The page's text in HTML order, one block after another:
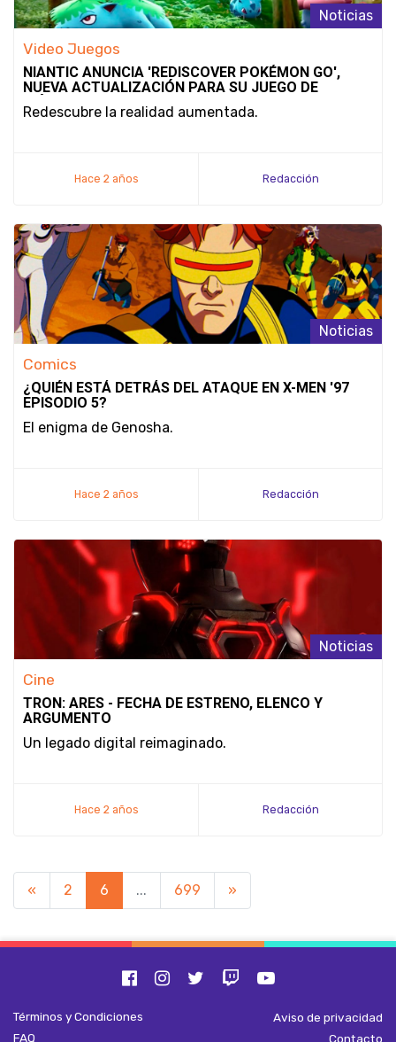
Noticias
Video Juegos
NIANTIC ANUNCIA 'REDISCOVER POKÉMON GO',
NUEVA ACTUALIZACIÓN PARA SU JUEGO DE
MÓVILES
Redescubre la realidad aumentada.
Hace 2 años Redacción
Noticias
Comics
¿QUIÉN ESTÁ DETRÁS DEL ATAQUE EN X-MEN '97
EPISODIO 5?
El enigma de Genosha.
Hace 2 años Redacción
Noticias
Cine
TRON: ARES - FECHA DE ESTRENO, ELENCO Y
ARGUMENTO
Un legado digital reimaginado.
Hace 2 años Redacción
« 2 6 ... 699 »
Términos y Condiciones
Aviso de privacidad
FAQ
Contacto